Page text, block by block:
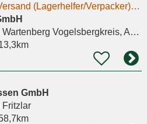
Aushilfe im Versand (Lagerhelfer/Verpacker) - m/w/d
Vogelsbergkreis, Angersbach
GmbH